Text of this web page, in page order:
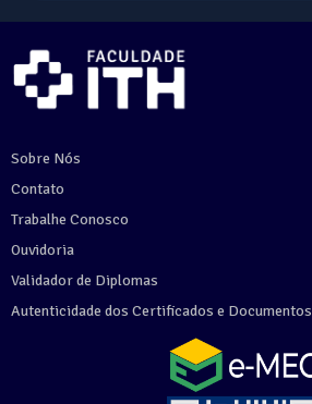
Sobre Nós
Contato
Trabalhe Conosco
Ouvidoria
Validador de Diplomas
Autenticidade dos Certificados e Documentos